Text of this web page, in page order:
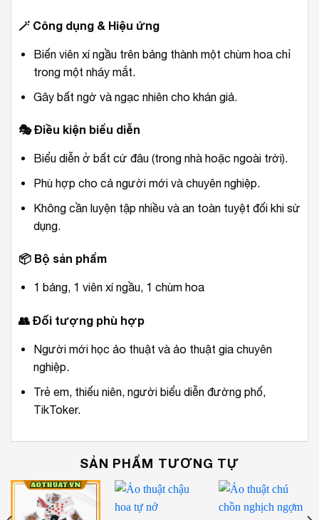
🪄 Công dụng & Hiệu ứng
Biến viên xí ngầu trên bảng thành một chùm hoa chỉ
trong một nháy mắt.
Gây bất ngờ và ngạc nhiên cho khán giả.
🎭Điều kiện biểu diễn
Biểu diễn ở bất cứ đâu (trong nhà hoặc ngoài trời).
Phù hợp cho cả người mới và chuyên nghiệp.
Không cần luyện tập nhiều và an toàn tuyệt đối khi sử
dụng.
📦 Bộ sản phẩm
1 bảng, 1 viên xí ngầu, 1 chùm hoa
👥 Đối tượng phù hợp
Người mới học ảo thuật và ảo thuật gia chuyên
nghiệp.
Trẻ em, thiếu niên, người biểu diễn đường phố,
TikToker.
SẢN PHẨM TƯƠNG TỰ